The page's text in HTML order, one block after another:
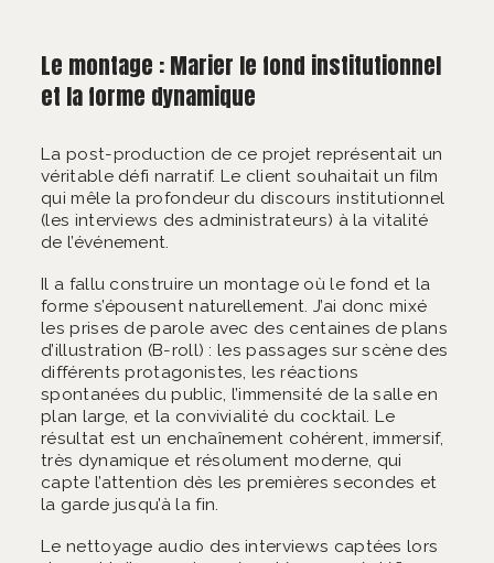
Le montage : Marier le fond institutionnel
et la forme dynamique
La post-production de ce projet représentait un
véritable défi narratif. Le client souhaitait un film
qui mêle la profondeur du discours institutionnel
(les interviews des administrateurs) à la vitalité
de l’événement.
Il a fallu construire un montage où le fond et la
forme s’épousent naturellement. J’ai donc mixé
les prises de parole avec des centaines de plans
d’illustration (B-roll) : les passages sur scène des
différents protagonistes, les réactions
spontanées du public, l’immensité de la salle en
plan large, et la convivialité du cocktail. Le
résultat est un enchaînement cohérent, immersif,
très dynamique et résolument moderne, qui
capte l’attention dès les premières secondes et
la garde jusqu’à la fin.
Le nettoyage audio des interviews captées lors